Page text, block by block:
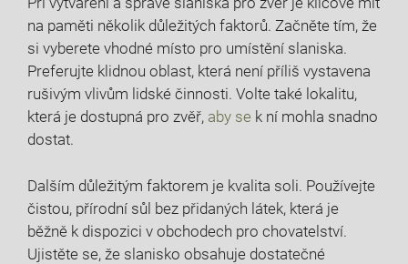
na⁣ paměti několik důležitých faktorů. Začněte tím, že
si vyberete vhodné⁤ místo pro umístění slaniska.
Preferujte klidnou oblast, která ⁤není příliš vystavena
rušivým vlivům lidské činnosti. Volte také lokalitu,
která je dostupná pro​ zvěř, aby se k ní mohla snadno
dostat.
Dalším důležitým faktorem je kvalita soli. Používejte
čistou, přírodní sůl bez ‍přidaných látek, která je
běžně k dispozici ‍v obchodech pro chovatelství.
Ujistěte se, že slanisko obsahuje dostatečné